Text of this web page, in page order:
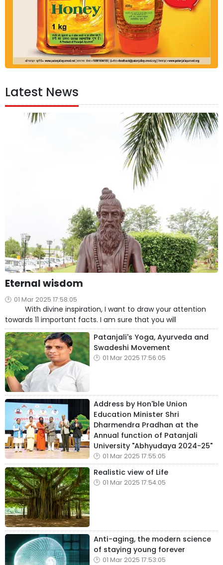
Latest News
Eternal wisdom
01 Mar 2025 17:58:05
With divine inspiration, I want to draw your attention
towards 11 important facts. I am sure that you will
Patanjali's Yoga, Ayurveda and
Swadeshi Movement
01 Mar 2025 17:56:05
Address by Hon'ble Union
Education Minister Shri
Dharmendra Pradhan at the
Annual function of Patanjali
University "Abhyudaya 2024-25"
01 Mar 2025 17:55:05
Realistic view of Life
01 Mar 2025 17:54:05
Anti-aging, the modern science
of staying young forever
01 Mar 2025 17:53:05